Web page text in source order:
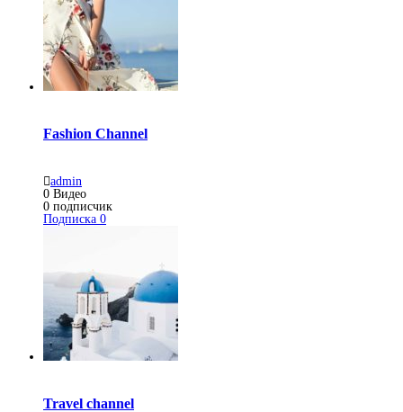
Fashion Channel
admin
0 Видео
0 подписчик
Подписка 0
Travel channel